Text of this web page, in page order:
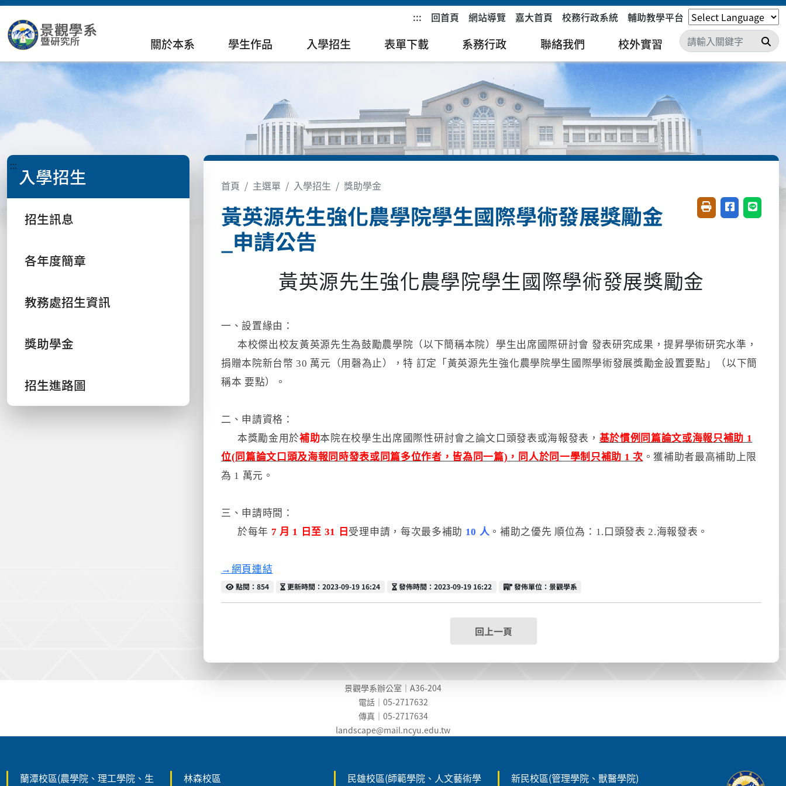
::: 回首頁 網站導覽 嘉大首頁 校務行政系統 輔助教學平台
關於本系 學生作品 入學招生 表單下載 系務行政 聯絡我們 校外實習 搜
::: 入學招生
招生訊息
各年度簡章
教務處招生資訊
獎助學金
招生進路圖
首頁 主選單 入學招生 獎助學金
黃英源先生強化農學院學生國際學術發展獎勵金
_申請公告
友善列印(開新視窗)
分享至臉書(
分享至
黃英源先生強化農學院學生國際學術發展獎勵金
一、設置緣由：
本校傑出校友黃英源先生為鼓勵農學院（以下簡稱本院）學生出席國際研討會 發表研究成果，提昇學術研究水準，
捐贈本院新台幣 30 萬元（用磬為止），特 訂定「黃英源先生強化農學院學生國際學術發展獎勵金設置要點」（以下簡
稱本 要點）。
二、申請資格：
本獎勵金用於補助本院在校學生出席國際性研討會之論文口頭發表或海報發表， 基於慣例同篇論文或海報只補助 1
位(同篇論文口頭及海報同時發表或同篇多位作者，皆為同一篇)，同人於同一學制只補助 1 次 。獲補助者最高補助上限
為 1 萬元。
三、申請時間：
於每年 7 月 1 日至 31 日 受理申請，每次最多補助 10 人 。補助之優先 順位為：1.口頭發表 2.海報發表。
→網頁連結
點閱
點閱：854 更新時間
更新時間：2023-09-19 16:24 發佈時間
發佈時間：2023-09-19 16:22 發佈單位
發佈單位：景觀學系
回上一頁
景觀學系辦公室｜A36-204
電話｜05-2717632
傳真｜05-2717634
landscape@mail.ncyu.edu.tw
蘭潭校區(農學院、理工學院、生
林森校區
民雄校區(師範學院、人文藝術學
新民校區(管理學院、獸醫學院)